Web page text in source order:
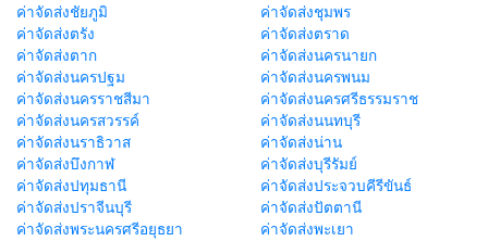
ค่าจัดส่งชัยภูมิ
ค่าจัดส่งชุมพร
ค่าจัดส่งตรัง
ค่าจัดส่งตราด
ค่าจัดส่งตาก
ค่าจัดส่งนครนายก
ค่าจัดส่งนครปฐม
ค่าจัดส่งนครพนม
ค่าจัดส่งนครราชสีมา
ค่าจัดส่งนครศรีธรรมราช
ค่าจัดส่งนครสวรรค์
ค่าจัดส่งนนทบุรี
ค่าจัดส่งนราธิวาส
ค่าจัดส่งน่าน
ค่าจัดส่งบึงกาฬ
ค่าจัดส่งบุรีรัมย์
ค่าจัดส่งปทุมธานี
ค่าจัดส่งประจวบคีรีขันธ์
ค่าจัดส่งปราจีนบุรี
ค่าจัดส่งปัตตานี
ค่าจัดส่งพระนครศรีอยุธยา
ค่าจัดส่งพะเยา